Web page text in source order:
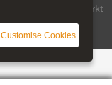
Software by IQ-Markt
Customise Cookies